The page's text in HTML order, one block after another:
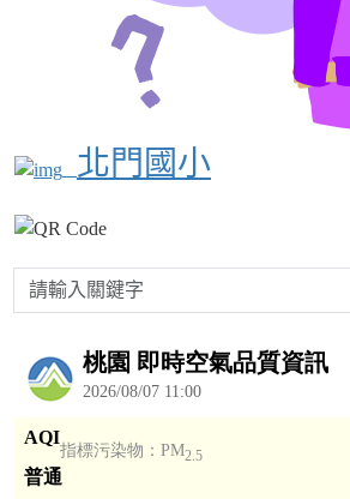
北門國小
請輸入關鍵字